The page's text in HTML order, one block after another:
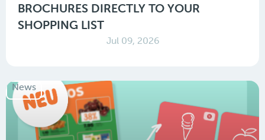
BROCHURES DIRECTLY TO YOUR
SHOPPING LIST
Jul 09, 2026
News